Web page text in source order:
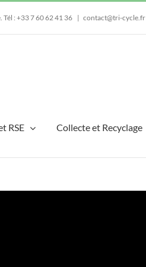
Tél : +33 7 60 62 41 36 | contact@tri-cycle.fr
RSE Collecte et Recyclage